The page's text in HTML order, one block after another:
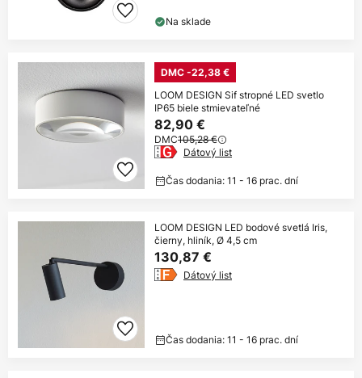
Na sklade
DMC -22,38 €
LOOM DESIGN Sif stropné LED svetlo
IP65 biele stmievateľné
82,90 €
DMC105,28 €
Dátový list
Čas dodania: 11 - 16 prac. dní
LOOM DESIGN LED bodové svetlá Iris,
čierny, hliník, Ø 4,5 cm
130,87 €
Dátový list
Čas dodania: 11 - 16 prac. dní